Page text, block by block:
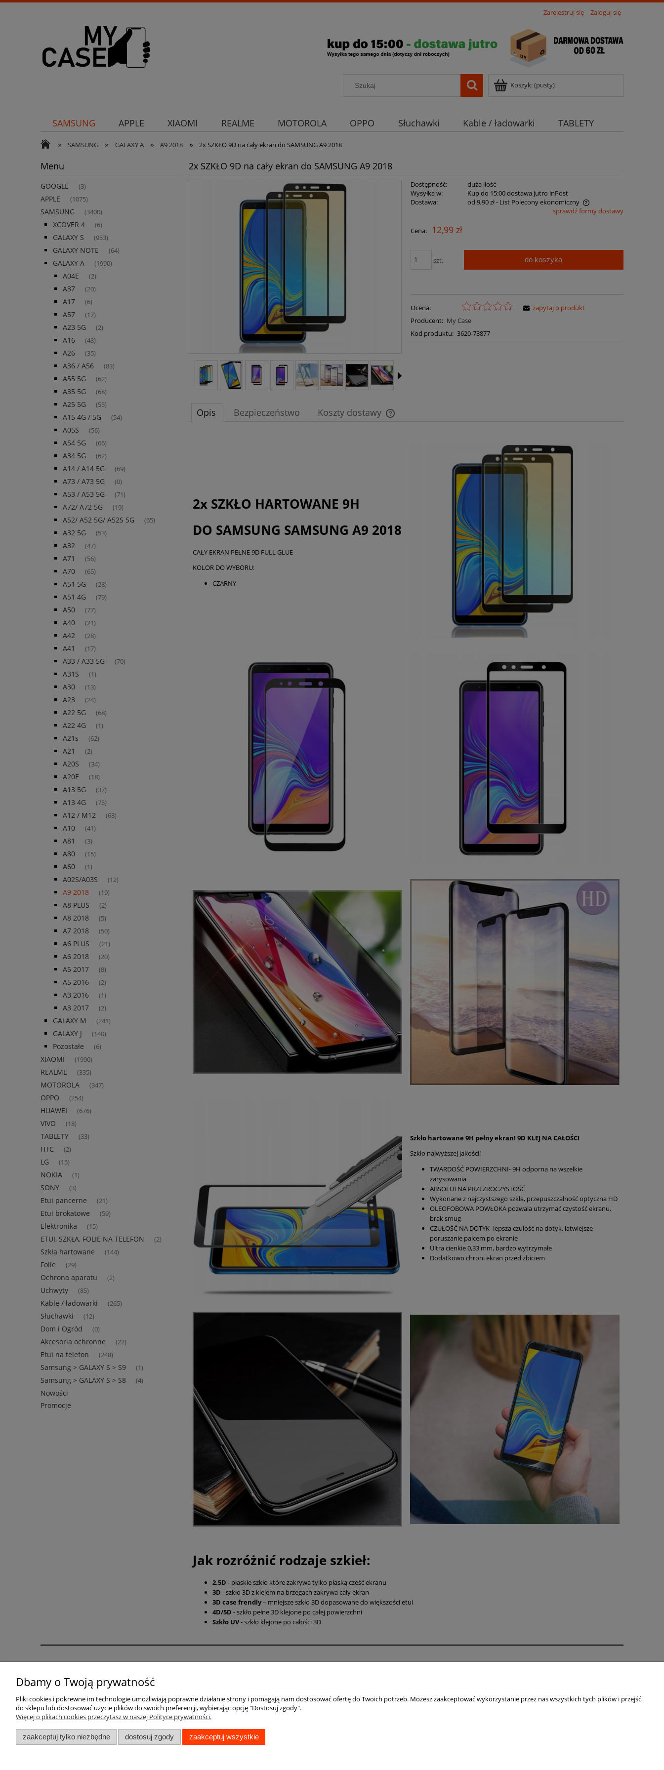
Zarejestruj się Zaloguj się
Koszyk:(pusty)
SAMSUNG APPLE XIAOMI REALME MOTOROLA OPPO Słuchawki Kable / ładowarki
TABLETY
Uchwyty
Ochrona aparatu Ochrona aparatu Strona główna
» SAMSUNG » GALAXY A » A9 2018 » 2x SZKŁO 9D na cały ekran do SAMSUNG A9 2018
Menu
GOOGLE (3)
APPLE (1075)
SAMSUNG (3400)
XCOVER 4 (6)
GALAXY S (953)
GALAXY NOTE (64)
GALAXY A (1990)
A04E (2)
A37 (20)
A17 (6)
A57 (17)
A23 5G (2)
A16 (43)
A26 (35)
A36 / A56 (83)
A55 5G (62)
A35 5G (68)
A25 5G (55)
A15 4G / 5G (54)
A05S (56)
A54 5G (66)
A34 5G (62)
A14 / A14 5G (69)
A73 / A73 5G (0)
A53 / A53 5G (71)
A72/ A72 5G (19)
A52/ A52 5G/ A52S 5G (65)
A32 5G (53)
A32 (47)
A71 (56)
A70 (65)
A51 5G (28)
A51 4G (79)
A50 (77)
A40 (21)
A42 (28)
A41 (17)
A33 / A33 5G (70)
A31S (1)
A30 (13)
A23 (24)
A22 5G (68)
A22 4G (1)
A21s (62)
A21 (2)
A20S (34)
A20E (18)
A13 5G (37)
A13 4G (75)
A12 / M12 (68)
A10 (41)
A81 (3)
A80 (15)
A60 (1)
A02S/A03S (12)
A9 2018 (19)
A8 PLUS (2)
A8 2018 (5)
A7 2018 (50)
A6 PLUS (21)
A6 2018 (20)
A5 2017 (8)
A5 2016 (2)
A3 2016 (1)
A3 2017 (2)
GALAXY M (241)
GALAXY J (140)
Pozostałe (6)
XIAOMI (1990)
REALME (335)
MOTOROLA (347)
OPPO (254)
HUAWEI (676)
VIVO (18)
TABLETY (33)
HTC (2)
LG (15)
NOKIA (1)
SONY (3)
Etui pancerne (21)
Etui brokatowe (59)
Elektronika (15)
ETUI, SZKŁA, FOLIE NA TELEFON (2)
Szkła hartowane (144)
Folie (29)
Ochrona aparatu (2)
Uchwyty (85)
Kable / ładowarki (265)
Słuchawki (12)
Dom i Ogród (0)
Akcesoria ochronne (22)
Etui na telefon (248)
Samsung > GALAXY S > S9 (1)
Samsung > GALAXY S > S8 (4)
Nowości
Promocje
2x SZKŁO 9D na cały ekran do SAMSUNG A9 2018
Dostępność:
duża ilość
Wysyłka w:
Kup do 15:00 dostawa jutro inPost
Dostawa:
od 9,90 zł- List Polecony ekonomiczny
płatności
sprawdź formy dostawy
Cena: 12,99 zł
szt. do koszyka
Ocena:
Producent: My Case
Kod produktu: 3620-73877
zapytaj o produkt
Opis Bezpieczeństwo Koszty dostawy
2x SZKŁO HARTOWANE 9H
DO SAMSUNG SAMSUNG A9 2018
CAŁY EKRAN PEŁNE 9D FULL GLUE
KOLOR DO WYBORU:
CZARNY
Szkło hartowane 9H pełny ekran! 9D KLEJ NA CAŁOŚCI
Szkło najwyższej jakości!
TWARDOŚĆ POWIERZCHNI- 9H odporna na wszelkie
zarysowania
ABSOLUTNA PRZEZROCZYSTOŚĆ
Wykonane z najczystszego szkła, przepuszczalność optyczna HD
OLEOFOBOWA POWŁOKA pozwala utrzymać czystość ekranu,
brak smug
CZUŁOŚĆ NA DOTYK- lepsza czułość na dotyk, łatwiejsze
poruszanie palcem po ekranie
Ultra cienkie 0,33 mm, bardzo wytrzymałe
Dodatkowo chroni ekran przed zbiciem
Jak rozróżnić rodzaje szkieł:
2.5D - płaskie szkło które zakrywa tylko płaską cześć ekranu
3D - szkło 3D z klejem na brzegach zakrywa cały ekran
3D case frendly– mniejsze szkło 3D dopasowane do większości etui
4D/5D - szkło pełne 3D klejone po całej powierzchni
Szkło UV- szkło klejone po całości 3D
Zwroty i reklamacje
Regulaminy
Ustawienia konta
Przechowalnia
Czas i koszty dostawy
Czas realizacji zamówienia
Jak kupować?
Blog
Dbamy o Twoją prywatność
Pliki cookies i pokrewne im technologie umożliwiają poprawne działanie strony i pomagają nam dostosować ofertę do Twoich potrzeb. Możesz zaakceptować wykorzystanie przez nas wszystkich tych plików i przejść
do sklepu lub dostosować użycie plików do swoich preferencji, wybierając opcję "Dostosuj zgody".
Więcej o plikach cookies przeczytasz w naszej Polityce prywatności.
zaakceptuj tylko niezbędne dostosuj zgody zaakceptuj wszystkie